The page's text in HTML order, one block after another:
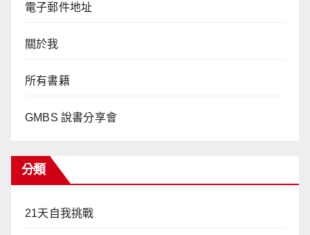
電子郵件地址
關於我
所有書籍
GMBS 說書分享會
分類
21天自我挑戰